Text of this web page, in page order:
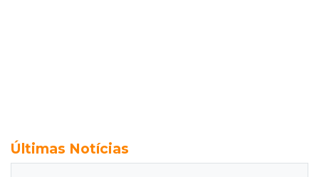
Últimas Notícias